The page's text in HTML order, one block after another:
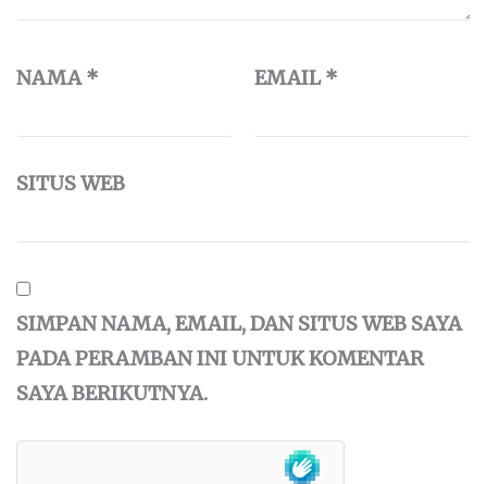
NAMA* EMAIL*
SITUS WEB
SIMPAN NAMA, EMAIL, DAN SITUS WEB SAYA
PADA PERAMBAN INI UNTUK KOMENTAR
SAYA BERIKUTNYA.